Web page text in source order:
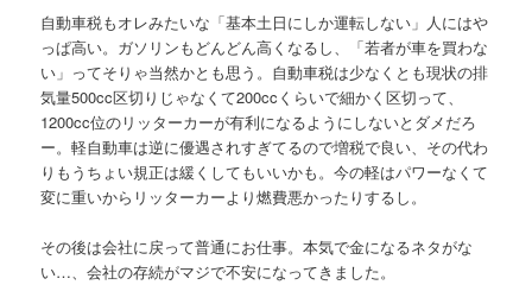
自動車税もオレみたいな「基本土日にしか運転しない」人にはや
っぱ高い。ガソリンもどんどん高くなるし、「若者が車を買わな
い」ってそりゃ当然かとも思う。自動車税は少なくとも現状の排
気量500cc区切りじゃなくて200ccくらいで細かく区切って、
1200cc位のリッターカーが有利になるようにしないとダメだろ
ー。軽自動車は逆に優遇されすぎてるので増税で良い、その代わ
りもうちょい規正は緩くしてもいいかも。今の軽はパワーなくて
変に重いからリッターカーより燃費悪かったりするし。
その後は会社に戻って普通にお仕事。本気で金になるネタがな
い…、会社の存続がマジで不安になってきました。